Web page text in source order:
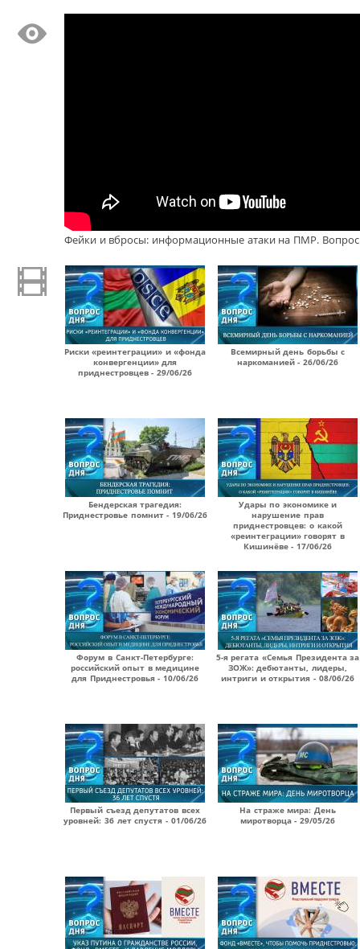
Фейки и вбросы: информационные атаки на ПМР. Вопрос
Риски «реинтеграции» и «фонда
конвергенции» для
приднестровцев - 29/06/26
Всемирный день борьбы с
наркоманией - 26/06/26
Бендерская трагедия:
Приднестровье помнит - 19/06/26
Удары по экономике и
нарушение прав
приднестровцев: о какой
«реинтеграции» говорят в
Кишинёве - 17/06/26
Форум в Санкт-Петербурге:
российский опыт в медицине
для Приднестровья - 10/06/26
5-я регата «Семья Президента за
ЗОЖ»: дебютанты, лидеры,
интриги и открытия - 08/06/26
Первый съезд депутатов всех
уровней: 36 лет спустя - 01/06/26
На страже мира: День
миротворца - 29/05/26